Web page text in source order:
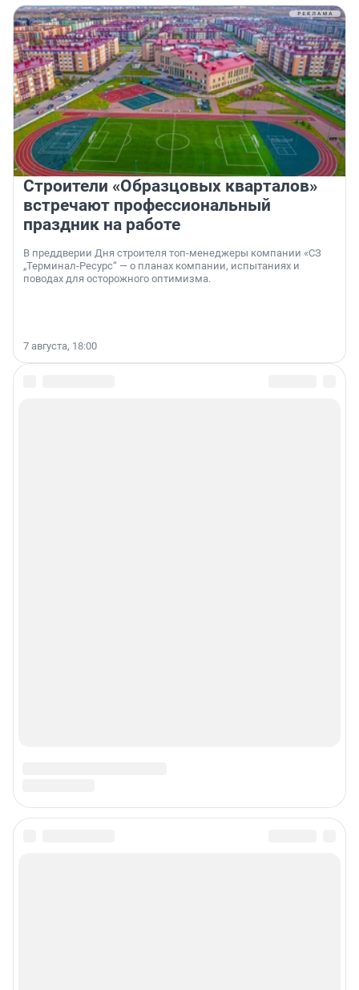
Строители «Образцовых кварталов»
встречают профессиональный
праздник на работе
В преддверии Дня строителя топ-менеджеры компании «СЗ
„Терминал-Ресурс“ — о планах компании, испытаниях и
поводах для осторожного оптимизма.
7 августа, 18:00